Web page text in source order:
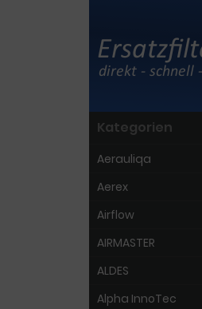
Kategorien
Aerauliqa
Aerex
Airflow
AIRMASTER
ALDES
Alpha InnoTec